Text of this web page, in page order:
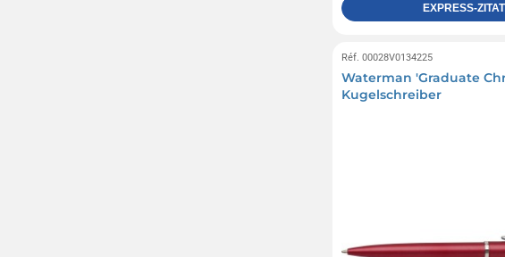
EXPRESS-ZITAT
Réf. 00028V0134225
Waterman 'Graduate
Kugelschreiber